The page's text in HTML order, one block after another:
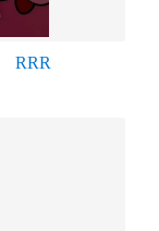
RRR